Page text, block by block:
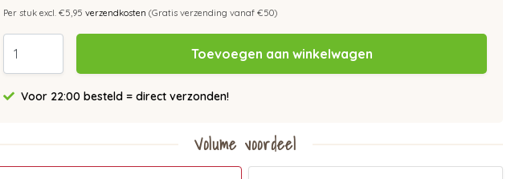
Per stuk excl. €5,95 verzendkosten (Gratis verzending vanaf €50)
Toevoegen aan winkelwagen
Voor 22:00 besteld = direct verzonden!
Volume voordeel